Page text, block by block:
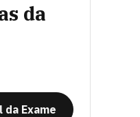
da
da Exame